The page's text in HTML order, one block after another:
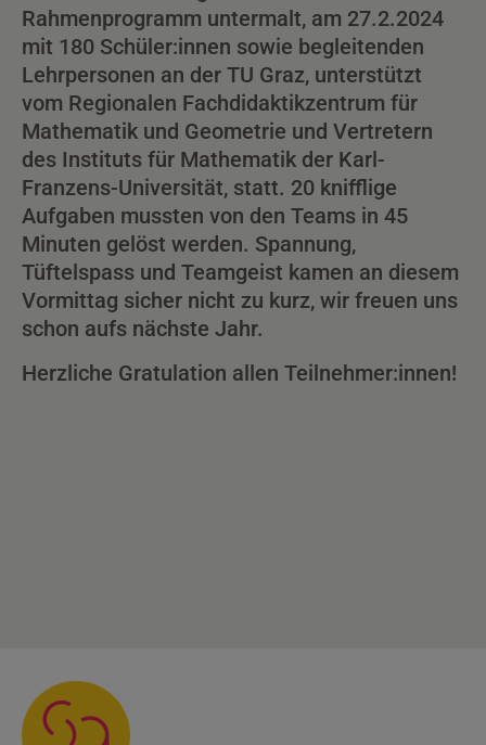
Rahmenprogramm untermalt, am 27.2.2024
mit 180 Schüler:innen sowie begleitenden
Lehrpersonen an der TU Graz, unterstützt
vom Regionalen Fachdidaktikzentrum für
Mathematik und Geometrie und Vertretern
des Instituts für Mathematik der Karl-
Franzens-Universität, statt. 20 knifflige
Aufgaben mussten von den Teams in 45
Minuten gelöst werden. Spannung,
Tüftelspass und Teamgeist kamen an diesem
Vormittag sicher nicht zu kurz, wir freuen uns
schon aufs nächste Jahr.
Herzliche Gratulation allen Teilnehmer:innen!